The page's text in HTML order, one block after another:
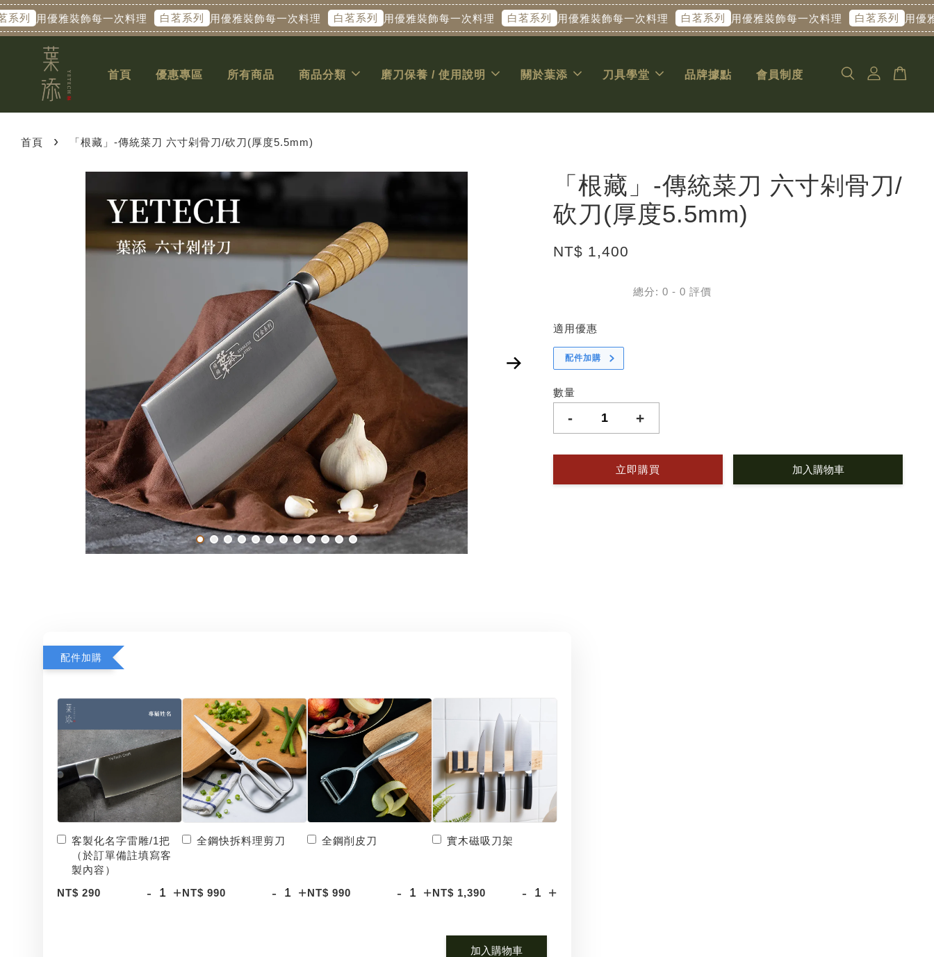
用優雅裝飾每一次料理 白茗系列 用優雅裝飾每一次料理 白茗系列 用優雅裝飾每一次料理 白茗系列 用優雅裝飾每一次料理 白茗系列 用優雅裝飾每一次料理 白茗系列 用優雅裝
首頁 優惠專區 所有商品 商品分類 磨刀保養 / 使用說明 關於葉添 刀具學堂 品牌據點 會員制度
首頁 › 「根藏」-傳統菜刀 六寸剁骨刀/砍刀(厚度5.5mm)
「根藏」-傳統菜刀 六寸剁骨刀/
砍刀(厚度5.5mm)
NT$ 1,400
總分:0 -0 評價
適用優惠
配件加購
數量
- +
立即購買 加入購物車
配件加購
客製化名字雷雕/1把
（於訂單備註填寫客
製內容）
NT$ 290
- +
全鋼快拆料理剪刀
NT$ 990 - +
全鋼削皮刀
NT$ 990 - +
實木磁吸刀架
NT$ 1,390 - +
加入購物車